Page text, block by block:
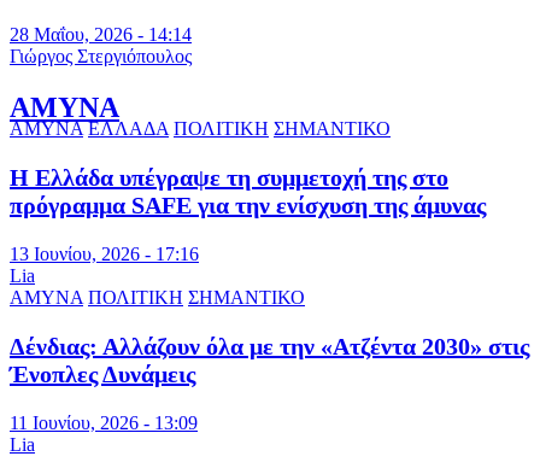
28 Μαΐου, 2026 - 14:14
Γιώργος Στεργιόπουλος
ΑΜΥΝΑ
ΑΜΥΝΑ ΕΛΛΑΔΑ ΠΟΛΙΤΙΚΗ ΣΗΜΑΝΤΙΚΟ
Η Ελλάδα υπέγραψε τη συμμετοχή της στο
πρόγραμμα SAFE για την ενίσχυση της άμυνας
13 Ιουνίου, 2026 - 17:16
Lia
ΑΜΥΝΑ ΠΟΛΙΤΙΚΗ ΣΗΜΑΝΤΙΚΟ
Δένδιας: Αλλάζουν όλα με την «Ατζέντα 2030» στις
Ένοπλες Δυνάμεις
11 Ιουνίου, 2026 - 13:09
Lia